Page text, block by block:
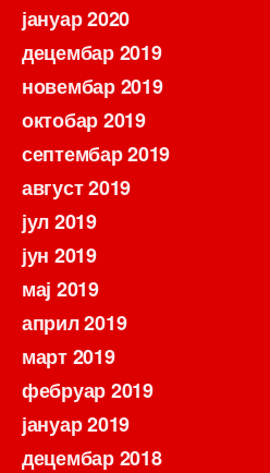
јануар 2020
децембар 2019
новембар 2019
октобар 2019
септембар 2019
август 2019
јул 2019
јун 2019
мај 2019
април 2019
март 2019
фебруар 2019
јануар 2019
децембар 2018